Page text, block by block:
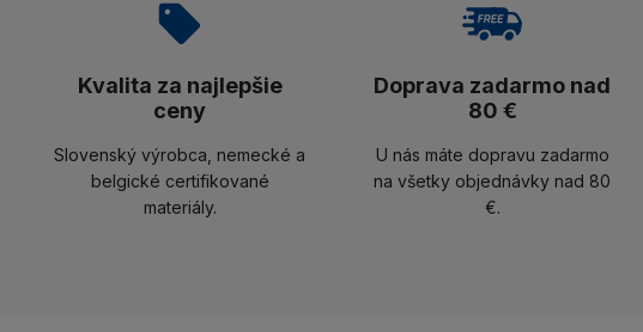
Kvalita za najlepšie
ceny
Slovenský výrobca, nemecké a
belgické certifikované
materiály.
Doprava zadarmo nad
80 €
U nás máte dopravu zadarmo
na všetky objednávky nad 80
€.